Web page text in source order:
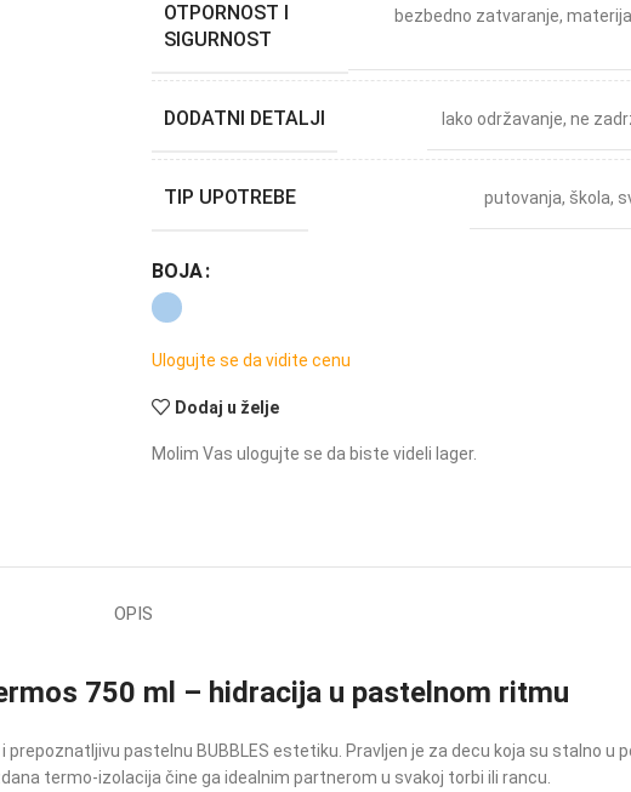
OTPORNOST I
SIGURNOST
bezbedno zatvaranje,
DODATNI DETALJI lako održavanje, ne
TIP UPOTREBE putovanja, škola,
BOJA
Ulogujte se da vidite cenu
Dodaj u želje
Molim Vas ulogujte se da biste videli lager.
OPIS
750 ml – hidracija u pastelnom ritmu
pastelnu BUBBLES estetiku. Pravljen je za decu koja su stalno u
termo-izolacija čine ga idealnim partnerom u svakoj torbi ili rancu.